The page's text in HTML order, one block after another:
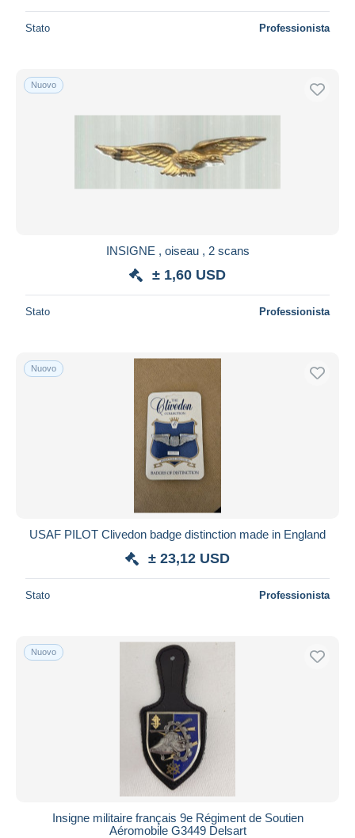
Stato Professionista
Nuovo
INSIGNE , oiseau , 2 scans
± 1,60 USD
Stato Professionista
Nuovo
USAF PILOT Clivedon badge distinction made in England
± 23,12 USD
Stato Professionista
Nuovo
Insigne militaire français 9e Régiment de Soutien
Aéromobile G3449 Delsart